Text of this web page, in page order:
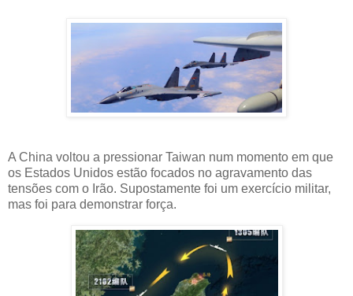
A China voltou a pressionar Taiwan num momento em que
os Estados Unidos estão focados no agravamento das
tensões com o Irão. Supostamente foi um exercício militar,
mas foi para demonstrar força.